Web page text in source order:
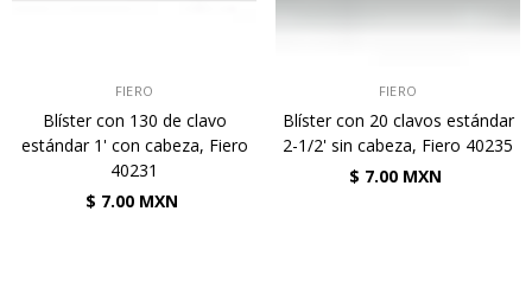
FIERO
Blíster con 130 de clavo
estándar 1' con cabeza, Fiero
40231
$ 7.00 MXN
FIERO
Blíster con 20 clavos estándar
2-1/2' sin cabeza, Fiero 40235
$ 7.00 MXN